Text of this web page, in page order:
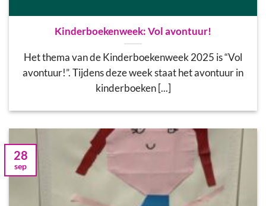
Kinderboekenweek: Vol avontuur!
Het thema van de Kinderboekenweek 2025 is “Vol
avontuur!”. Tijdens deze week staat het avontuur in
kinderboeken [...]
28
sep